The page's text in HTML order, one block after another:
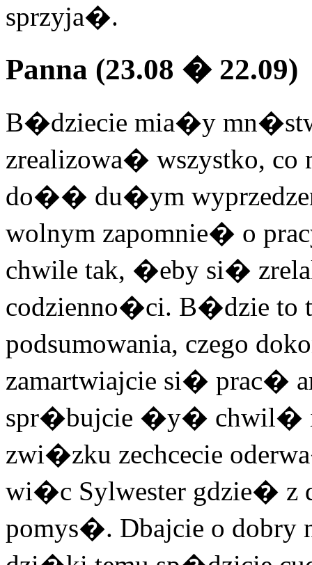
sprzyja�.
Panna (23.08 � 22.09)
B�dziecie mia�y
zrealizowa� wszystko,
do�� du�ym
wolnym zapomnie� o
chwile tak, �eby si�
codzienno�ci. B�dzie to
podsumowania, czego
zamartwiajcie si� prac�
spr�bujcie �y� chwil� i
zwi�zku zechcecie
wi�c Sylwester gdzie� z
pomys�. Dbajcie o